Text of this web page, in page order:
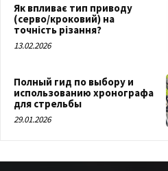
Як впливає тип приводу
(серво/кроковий) на
точність різання?
13.02.2026
Полный гид по выбору и
использованию хронографа
для стрельбы
29.01.2026